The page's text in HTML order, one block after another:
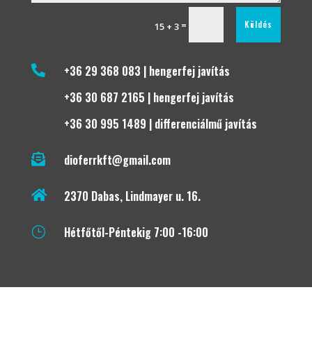
15 + 3 = Küldés

+36 29 368 083 | hengerfej javítás
+36 30 687 2165 | hengerfej javítás
+36 30 995 1489 | differenciálmű javítás
 dioferrkft@gmail.com
 2370 Dabas, Lindmayer u. 16.
} Hétfőtől-Péntekig 7:00 -16:00